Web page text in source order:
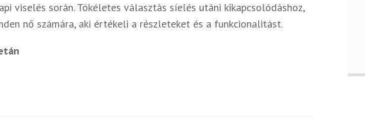
viselés során. Tökéletes választás síelés utáni kikapcsolódáshoz,
nő számára, aki értékeli a részleteket és a funkcionalitást.